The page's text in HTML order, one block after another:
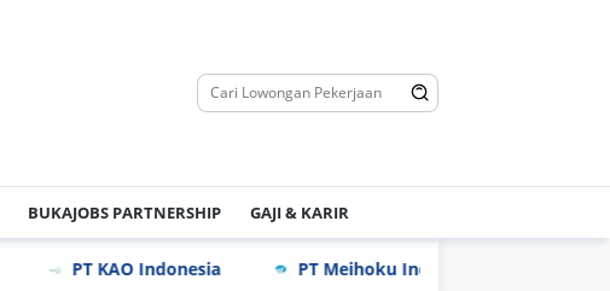
BUKAJOBS PARTNERSHIP GAJI & KARIR
PT KAO Indonesia PT Meihoku Industry Indonesia